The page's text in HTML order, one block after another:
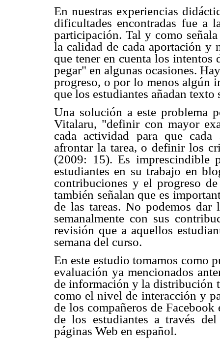
En nuestras experiencias
dificultades encontradas fue a
participación. Tal y como
la calidad de cada aportación y
que tener en cuenta los
pegar" en algunas ocasiones.
progreso, o por lo menos algún
que los estudiantes añadan texto
Una solución a este problema
Vitalaru, "definir con mayor
cada actividad para que cada
afrontar la tarea, o definir los
(2009: 15). Es imprescindible
estudiantes en su trabajo en
contribuciones y el progreso
también señalan que es
de las tareas. No podemos
semanalmente con sus
revisión que a aquellos
semana del curso.
En este estudio tomamos como
evaluación ya mencionados
de información y la distribución
como el nivel de interacción y
de los compañeros de
de los estudiantes a través
páginas Web en español.